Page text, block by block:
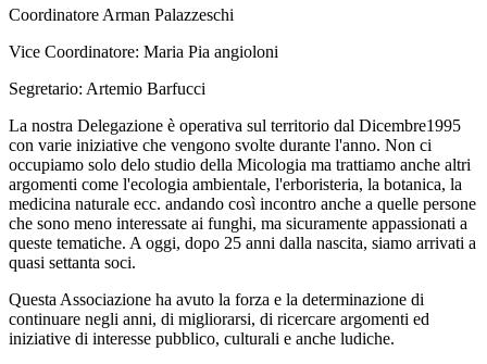
Coordinatore Arman Palazzeschi
Vice Coordinatore: Maria Pia angioloni
Segretario: Artemio Barfucci
La nostra Delegazione è operativa sul territorio dal Dicembre1995
con varie iniziative che vengono svolte durante l'anno. Non ci
occupiamo solo delo studio della Micologia ma trattiamo anche altri
argomenti come l'ecologia ambientale, l'erboristeria, la botanica, la
medicina naturale ecc. andando così incontro anche a quelle persone
che sono meno interessate ai funghi, ma sicuramente appassionati a
queste tematiche. A oggi, dopo 25 anni dalla nascita, siamo arrivati a
quasi settanta soci.
Questa Associazione ha avuto la forza e la determinazione di
continuare negli anni, di migliorarsi, di ricercare argomenti ed
iniziative di interesse pubblico, culturali e anche ludiche.